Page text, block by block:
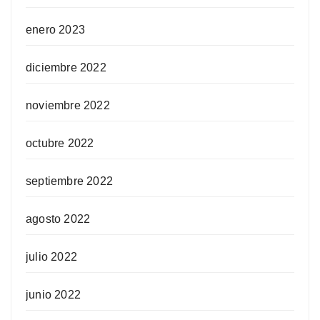
enero 2023
diciembre 2022
noviembre 2022
octubre 2022
septiembre 2022
agosto 2022
julio 2022
junio 2022